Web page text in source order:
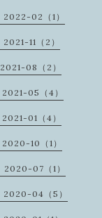
2022-02（1）
2021-11（2）
2021-08（2）
2021-05（4）
2021-01（4）
2020-10（1）
2020-07（1）
2020-04（5）